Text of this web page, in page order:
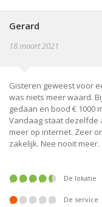
Gerard
18 maart 2021
Gisteren geweest voor
was niets meer waard.
gedaan en bood € 1000
Vandaag staat dezelfde
meer op internet. Zeer
zakelijk. Nee nooit meer.
De lokatie
De service